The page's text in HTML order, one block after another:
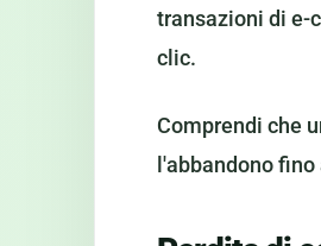
transazioni di e-
clic.
Comprendi che
l'abbandono fino